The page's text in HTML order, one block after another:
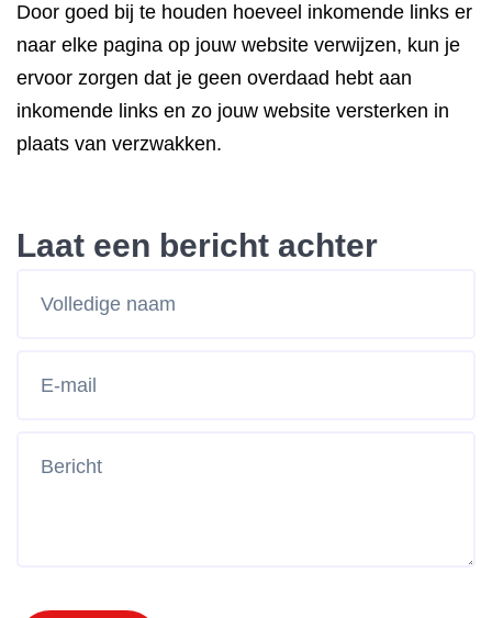
Door goed bij te houden hoeveel inkomende links er
naar elke pagina op jouw website verwijzen, kun je
ervoor zorgen dat je geen overdaad hebt aan
inkomende links en zo jouw website versterken in
plaats van verzwakken.
Laat een bericht achter